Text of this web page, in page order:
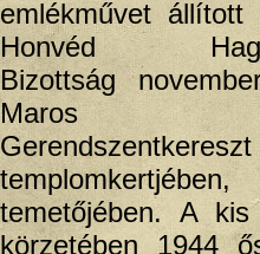
emlékművet
Honvéd
Bizottság
Maros
Gerendszentkereszt
temetőjében. A
körzetében 1944